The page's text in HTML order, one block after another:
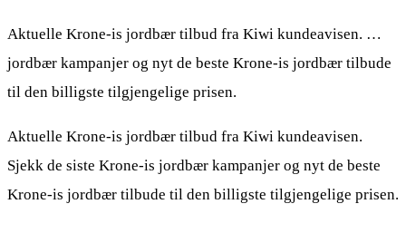
Aktuelle Krone-is jordbær tilbud fra Kiwi kundeavisen. …
jordbær kampanjer og nyt de beste Krone-is jordbær tilbude
til den billigste tilgjengelige prisen.
Aktuelle Krone-is jordbær tilbud fra Kiwi kundeavisen.
Sjekk de siste Krone-is jordbær kampanjer og nyt de beste
Krone-is jordbær tilbude til den billigste tilgjengelige prisen.